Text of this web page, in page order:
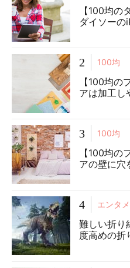
【100均の
ダイソーの
2 100均
【100均の
アは加工し
3 100均
【100均の
アの壁に穴
4 エンタメ
難しい折り
度高めの折